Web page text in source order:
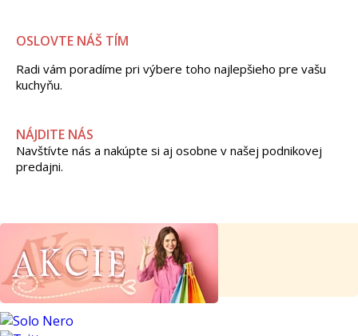
OSLOVTE NÁŠ TÍM
Radi vám poradíme pri výbere toho najlepšieho pre vašu
kuchyňu.
NÁJDITE NÁS
Navštívte nás a nakúpte si aj osobne v našej podnikovej
predajni.